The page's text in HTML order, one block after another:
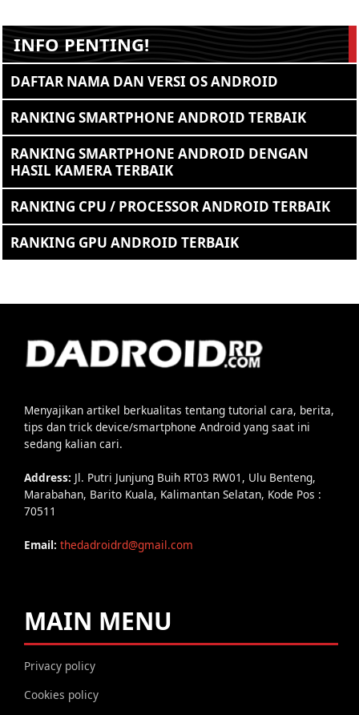
INFO PENTING!
DAFTAR NAMA DAN VERSI OS ANDROID
RANKING SMARTPHONE ANDROID TERBAIK
RANKING SMARTPHONE ANDROID DENGAN
HASIL KAMERA TERBAIK
RANKING CPU / PROCESSOR ANDROID TERBAIK
RANKING GPU ANDROID TERBAIK
Menyajikan artikel berkualitas tentang tutorial cara, berita,
tips dan trick device/smartphone Android yang saat ini
sedang kalian cari.
Address: Jl. Putri Junjung Buih RT03 RW01, Ulu Benteng,
Marabahan, Barito Kuala, Kalimantan Selatan, Kode Pos :
70511
Email: thedadroidrd@gmail.com
MAIN MENU
Privacy policy
Cookies policy